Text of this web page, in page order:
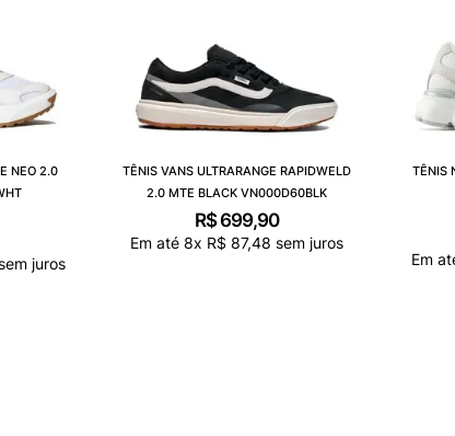
NEO 2.0
juros
TÊNIS VANS ULTRARANGE RAPIDWELD
2.0 MTE BLACK VN000D60BLK
R$699,90
Em até8x R$ 87,48 sem juros
TÊNIS
Em